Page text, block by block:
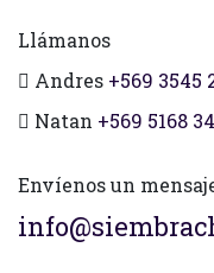
Llámanos
Andres +569 3545
Natan +569 5168
Envíenos un